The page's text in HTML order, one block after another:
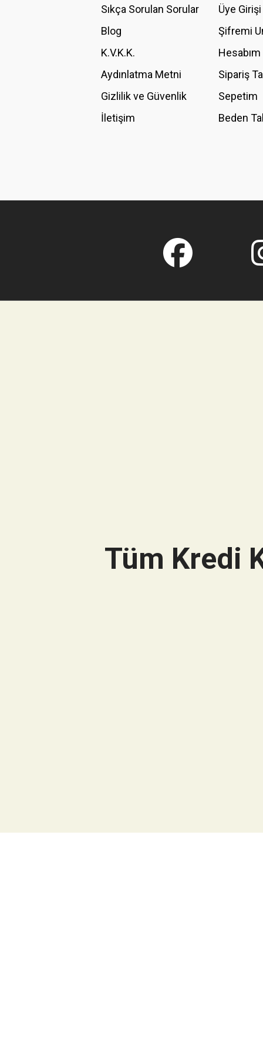
Ürün fiyatı diğer sitelerden daha pahalı.
Bu ürüne benzer farklı alternatifler olmalı.
Sıkça Sorulan Sorular
Blog
K.V.K.K.
Aydınlatma Metni
Gizlilik ve Güvenlik
İletişim
Üye Girişi
Şifremi
Hesabım
Sipariş
Sepetim
Beden
Tüm Kredi